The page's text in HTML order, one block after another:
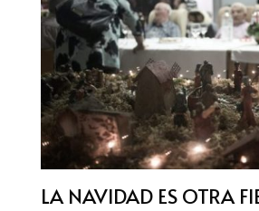
LA NAVIDAD ES OTRA